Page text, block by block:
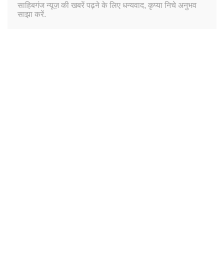
साहिबगंज न्यूज़ की खबरें पढ़ने के लिए धन्यवाद, कृप्या निचे अनुभव
साझा करें.